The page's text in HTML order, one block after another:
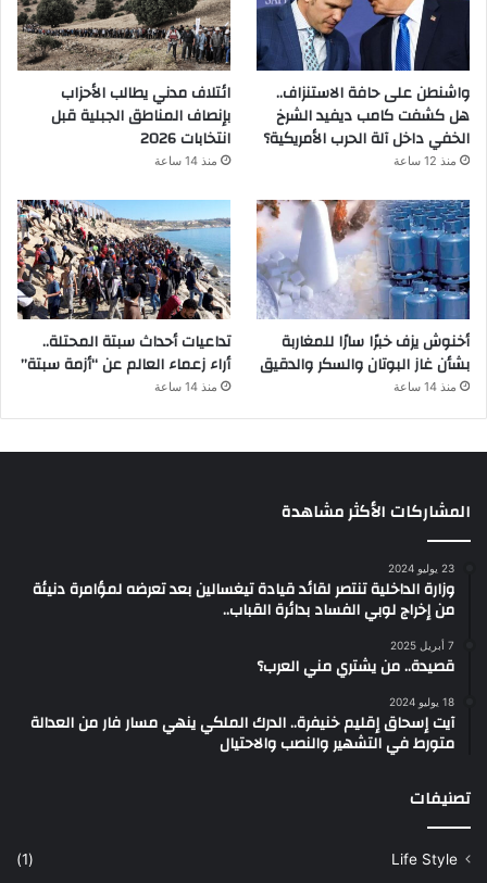
واشنطن على حافة الاستنزاف..
هل كشفت كامب ديفيد الشرخ
الخفي داخل آلة الحرب الأمريكية؟
منذ 12 ساعة
ائتلاف مدني يطالب الأحزاب
بإنصاف المناطق الجبلية قبل
انتخابات 2026
منذ 14 ساعة
أخنوش يزف خبرًا سارًا للمغاربة
بشأن غاز البوتان والسكر والدقيق
منذ 14 ساعة
تداعيات أحداث سبتة المحتلة..
أراء زعماء العالم عن “أزمة سبتة”
منذ 14 ساعة
المشاركات الأكثر مشاهدة
23 يوليو 2024
وزارة الداخلية تنتصر لقائد قيادة تيغسالين بعد تعرضه لمؤامرة دنيئة
من إخراج لوبي الفساد بدائرة القباب..
7 أبريل 2025
قصيدة.. من يشتري مني العرب؟
18 يوليو 2024
آيت إسحاق إقليم خنيفرة.. الدرك الملكي ينهي مسار فار من العدالة
متورط في التشهير والنصب والاحتيال
تصنيفات
Life Style
(1)